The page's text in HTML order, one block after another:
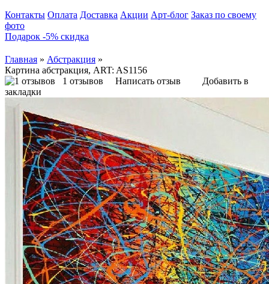
Контакты Оплата Доставка Акции Арт-блог Заказ по своему
фото
Подарок -5% скидка
Главная » Абстракция »
Картина абстракция, ART: AS1156
1 отзывов
Написать отзыв
Добавить в
закладки